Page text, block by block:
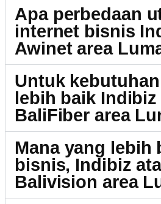
Apa perbedaan
internet bisnis
Awinet area
Untuk
lebih baik Indibiz
BaliFiber area
Mana yang lebih
bisnis, Indibiz
Balivision area